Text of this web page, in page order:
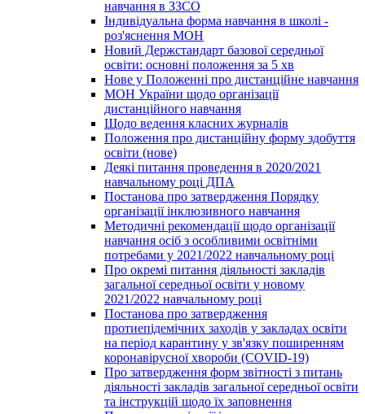
навчання в ЗЗСО
Індивідуальна форма навчання в школі -
роз'яснення МОН
Новий Держстандарт базової середньої
освіти: основні положення за 5 хв
Нове у Положенні про дистанційне навчання
МОН України щодо організації
дистанційного навчання
Щодо ведення класних журналів
Положення про дистанційну форму здобуття
освіти (нове)
Деякі питання проведення в 2020/2021
навчальному році ДПА
Постанова про затвердження Порядку
організації інклюзивного навчання
Методичні рекомендації щодо організації
навчання осіб з особливими освітніми
потребами у 2021/2022 навчальному році
Про окремі питання діяльності закладів
загальної середньої освіти у новому
2021/2022 навчальному році
Постанова про затвердження
протиепідемічних заходів у закладах освіти
на період карантину у зв'язку поширенням
коронавірусної хвороби (COVID-19)
Про затвердження форм звітності з питань
діяльності закладів загальної середньої освіти
та інструкцій щодо їх заповнення